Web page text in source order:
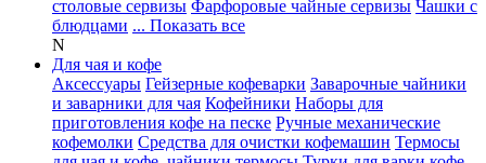
столовые сервизы Фарфоровые чайные сервизы Чашки с
блюдцами ... Показать все
N
Для чая и кофе
Аксессуары Гейзерные кофеварки Заварочные чайники
и заварники для чая Кофейники Наборы для
приготовления кофе на песке Ручные механические
кофемолки Средства для очистки кофемашин Термосы